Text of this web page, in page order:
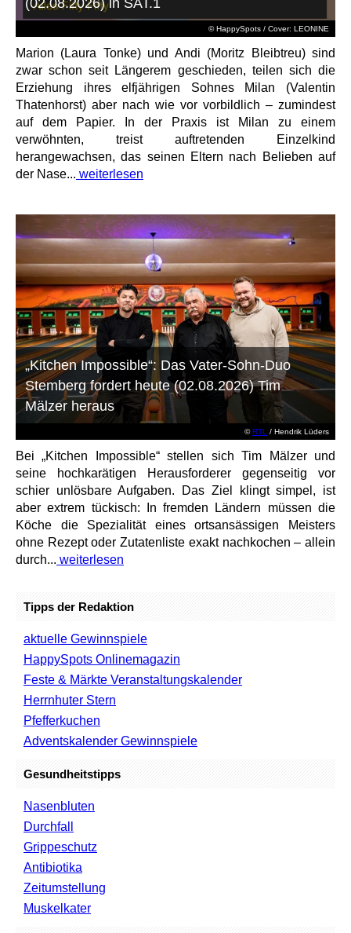
© HappySpots / Cover: LEONINE
Marion (Laura Tonke) und Andi (Moritz Bleibtreu) sind
zwar schon seit Längerem geschieden, teilen sich die
Erziehung ihres elfjährigen Sohnes Milan (Valentin
Thatenhorst) aber nach wie vor vorbildlich – zumindest
auf dem Papier. In der Praxis ist Milan zu einem
verwöhnten, treist auftretenden Einzelkind
herangewachsen, das seinen Eltern nach Belieben auf
der Nase... weiterlesen
©RTL / Hendrik Lüders
„Kitchen Impossible“: Das Vater-Sohn-Duo
Stemberg fordert heute (02.08.2026) Tim
Mälzer heraus
Bei „Kitchen Impossible“ stellen sich Tim Mälzer und
seine hochkarätigen Herausforderer gegenseitig vor
schier unlösbare Aufgaben. Das Ziel klingt simpel, ist
aber extrem tückisch: In fremden Ländern müssen die
Köche die Spezialität eines ortsansässigen Meisters
ohne Rezept oder Zutatenliste exakt nachkochen – allein
durch... weiterlesen
Tipps der Redaktion
aktuelle Gewinnspiele
HappySpots Onlinemagazin
Feste & Märkte Veranstaltungskalender
Herrnhuter Stern
Pfefferkuchen
Adventskalender Gewinnspiele
Gesundheitstipps
Nasenbluten
Durchfall
Grippeschutz
Antibiotika
Zeitumstellung
Muskelkater